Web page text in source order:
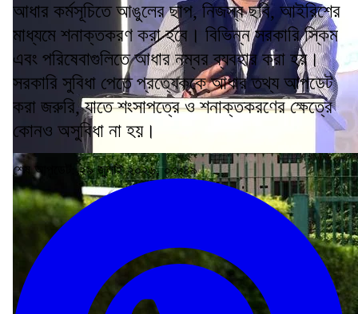
আধার কর্মসূচিতে আঙুলের ছাপ, নিজস্ব ছবি, আইরিশের
মাধ্যমে শনাক্তকরণ করা হবে। বিভিন্ন সরকারি স্কিম
এবং পরিষেবাগুলিতে আধার নম্বর ব্যবহার করা হয়।
সরকারি সুবিধা পেতে প্রত্যেককে আধার তথ্য আপডেট
করা জরুরি, যাতে শংসাপত্রে ও শনাক্তকরণের ক্ষেত্রে
কোনও অসুবিধা না হয়।
শেষ আপডেট: ২৯ জুলাই ২০২৬, ০৩:৪৯